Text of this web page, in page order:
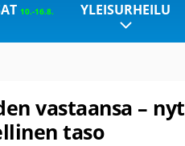
10.-16.8. YLEISURHEILU
vastaansa – nyt
taso